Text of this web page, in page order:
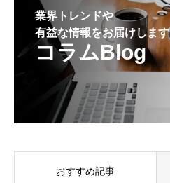
業界トレンドや
有益な情報をお届けします
コラムBlog
おすすめ記事